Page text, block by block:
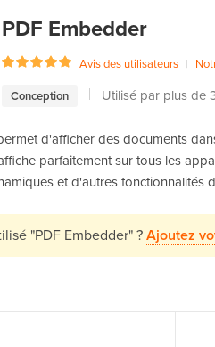
PDF Embedder
Avis des utilisateurs |
Conception Utilisé par plus de
d'afficher des documents
parfaitement sur tous les
et d'autres fonctionnalités
"PDF Embedder" ?Ajoutez